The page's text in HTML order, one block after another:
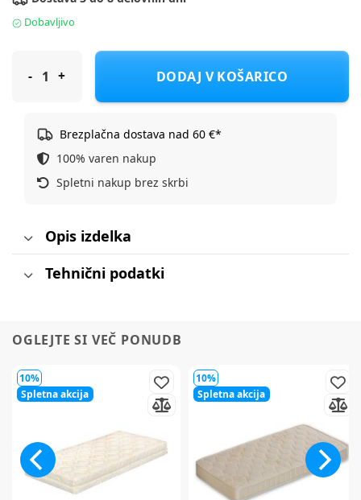
Dobavljivo
Stokke rjuha Snoozi 2/1 dandelion beige/vanilla cream
DODAJ V KOŠARICO
Brezplačna dostava nad 60 €*
100% varen nakup
Spletni nakup brez skrbi
Opis izdelka
Tehnični podatki
OGLEJTE SI VEČ PONUDB
10%
Spletna akcija
10%
Spletna akcija